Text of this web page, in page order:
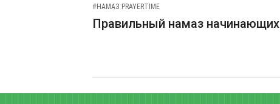
#НАМАЗ PRAYERTIME
Правильный намаз начинающих